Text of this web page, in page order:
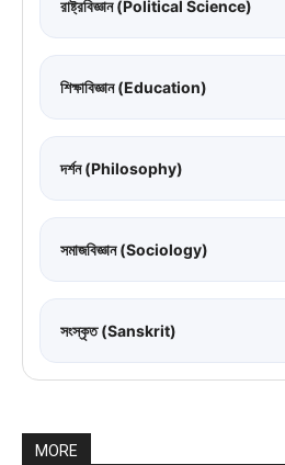
রাষ্ট্রবিজ্ঞান (Political Science)
শিক্ষাবিজ্ঞান (Education)
দর্শন (Philosophy)
সমাজবিজ্ঞান (Sociology)
সংস্কৃত (Sanskrit)
MORE